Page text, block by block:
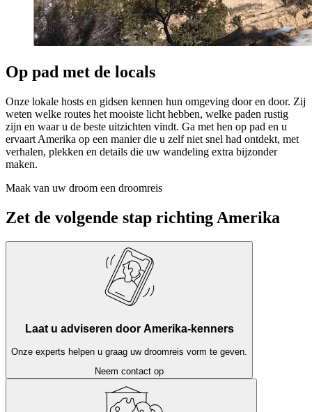
Op pad met de locals
Onze lokale hosts en gidsen kennen hun omgeving door en door. Zij
weten welke routes het mooiste licht hebben, welke paden rustig
zijn en waar u de beste uitzichten vindt. Ga met hen op pad en u
ervaart Amerika op een manier die u zelf niet snel had ontdekt, met
verhalen, plekken en details die uw wandeling extra bijzonder
maken.
Maak van uw droom een droomreis
Zet de volgende stap richting Amerika
Laat u adviseren door Amerika-kenners
Onze experts helpen u graag uw droomreis vorm te geven.
Neem contact op